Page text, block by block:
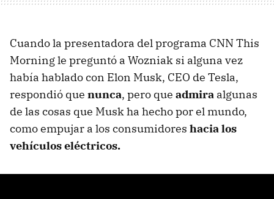
Cuando la presentadora del programa CNN This
Morning le preguntó a Wozniak si alguna vez
había hablado con Elon Musk, CEO de Tesla,
respondió que nunca, pero que admira algunas
de las cosas que Musk ha hecho por el mundo,
como empujar a los consumidores hacia los
vehículos eléctricos.